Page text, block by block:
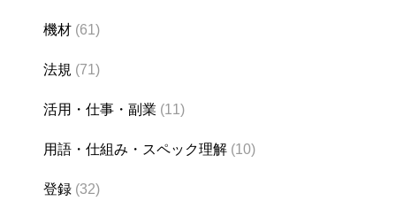
機材 (61)
法規 (71)
活用・仕事・副業 (11)
用語・仕組み・スペック理解 (10)
登録 (32)